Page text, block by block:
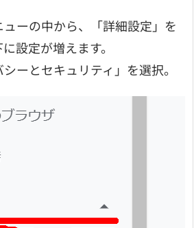
ーの中から、「詳細設定」を
設定が増えます。
ーとセキュリティ」を選択。